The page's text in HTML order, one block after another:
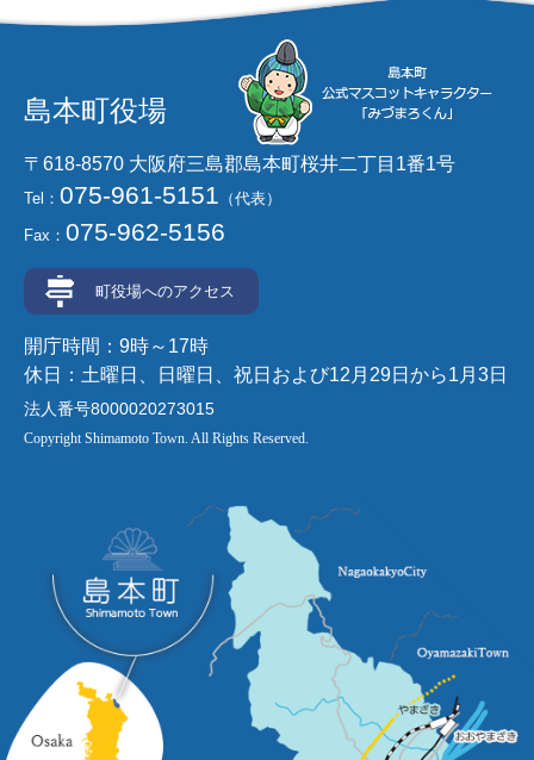
島本町役場
〒618-8570 大阪府三島郡島本町桜井二丁目1番1号
Tel： 075-961-5151 （代表）
Fax： 075-962-5156
町役場へのアクセス
開庁時間：9時～17時
休日：土曜日、日曜日、祝日および12月29日から1月3日
法人番号8000020273015
Copyright Shimamoto Town. All Rights Reserved.